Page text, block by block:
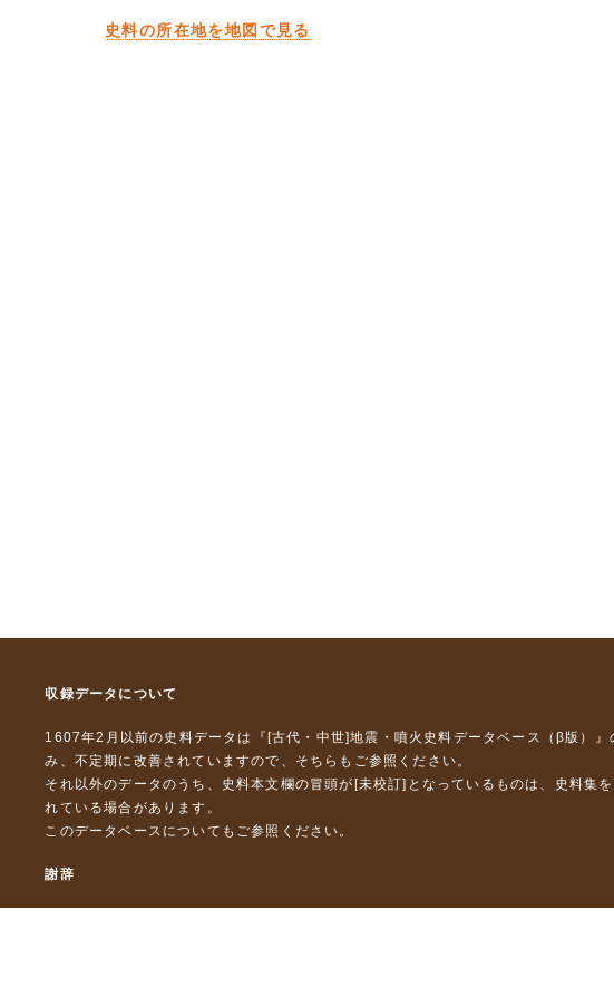
史料の所在地を地図で見る
収録データについて
1607年2月以前の史料データは『 [古代・中世]地震・噴火史料データベース（β版）』
み、不定期に改善されていますので、 そちら もご参照ください。
それ以外のデータのうち、史料本文欄の冒頭が[未校訂]となっているものは、史料集
れている場合があります。
このデータベースについて もご参照ください。
謝辞